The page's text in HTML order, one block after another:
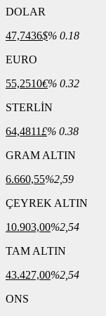
DOLAR
47,7436$% 0.18
EURO
55,2510€% 0.32
STERLİN
64,4811£% 0.38
GRAM ALTIN
6.660,55%2,59
ÇEYREK ALTIN
10.903,00%2,54
TAM ALTIN
43.427,00%2,54
ONS